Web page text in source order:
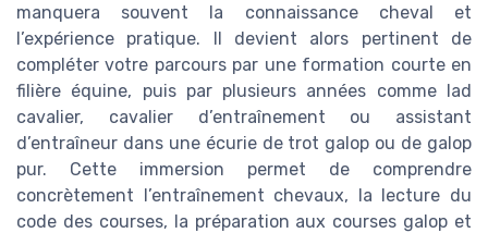
manquera souvent la connaissance cheval et
l’expérience pratique. Il devient alors pertinent de
compléter votre parcours par une formation courte en
filière équine, puis par plusieurs années comme lad
cavalier, cavalier d’entraînement ou assistant
d’entraîneur dans une écurie de trot galop ou de galop
pur. Cette immersion permet de comprendre
concrètement l’entraînement chevaux, la lecture du
code des courses, la préparation aux courses galop et